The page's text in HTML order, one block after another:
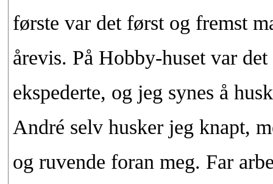
første var det først og fremst
årevis. På Hobby-huset var
ekspederte, og jeg synes å
André selv husker jeg knapt,
og ruvende foran meg. Far